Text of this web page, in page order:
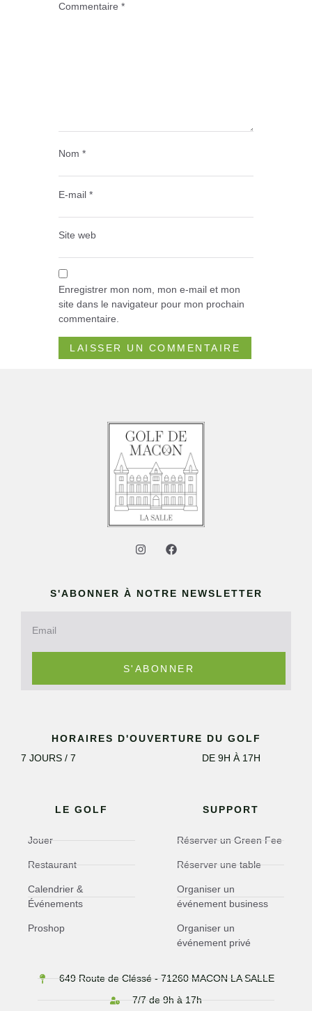
Commentaire *
Nom *
E-mail *
Site web
Enregistrer mon nom, mon e-mail et mon
site dans le navigateur pour mon prochain
commentaire.
LE GOLF
Jouer
Restaurant
Calendrier &
Événements
Proshop
SUPPORT
Réserver un Green Fee
Réserver une table
Organiser un
événement business
Organiser un
événement privé
649 Route de Cléssé - 71260 MACON LA SALLE
7/7 de 9h à 17h
S'ABONNER À NOTRE NEWSLETTER
S'ABONNER
HORAIRES D'OUVERTURE DU GOLF
7 JOURS / 7
DE 9H À 17H